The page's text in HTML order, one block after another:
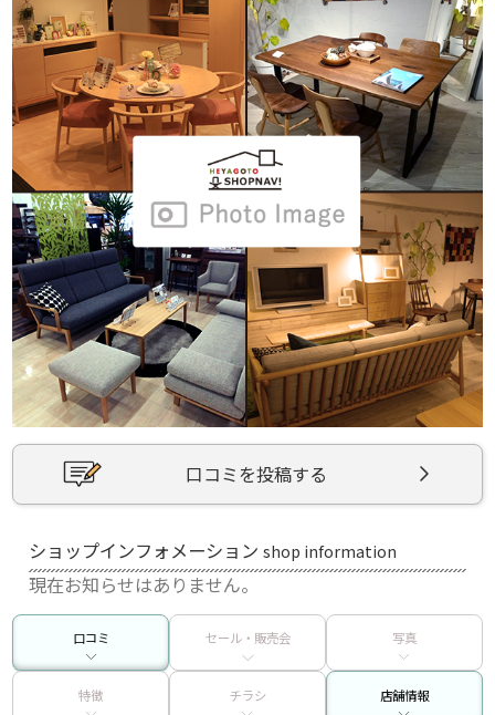
口コミを投稿する
ショップインフォメーションshop information
現在お知らせはありません。
口コミ セール・販売会 写真
特徴 チラシ 店舗情報